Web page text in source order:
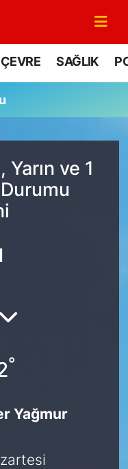
ÇEVRE SAĞLIK
ve 1
°
Yağmur
Fikstür